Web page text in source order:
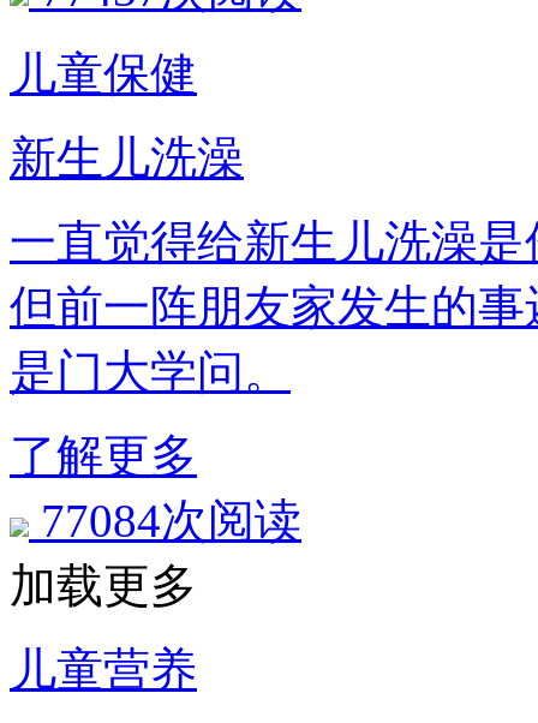
儿童保健
新生儿洗澡
一直觉得给新生儿洗澡是
但前一阵朋友家发生的事
是门大学问。
了解更多
77084次阅读
加载更多
儿童营养